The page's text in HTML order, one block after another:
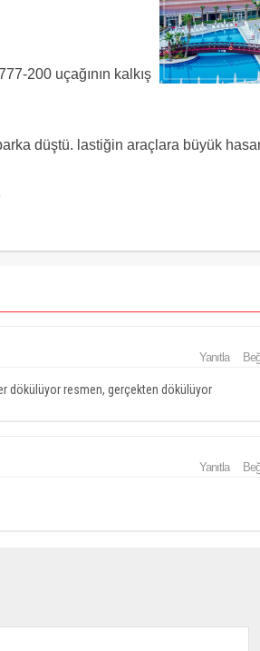
200 uçağının kalkış
düştü. lastiğin araçlara büyük
Yanıtla
dökülüyor resmen, gerçekten dökülüyor
Yanıtla